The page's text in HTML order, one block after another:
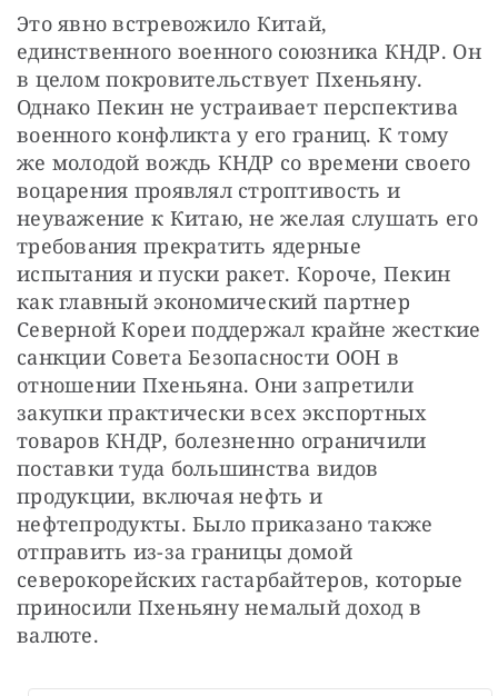
Это явно встревожило Китай,
единственного военного союзника КНДР. Он
в целом покровительствует Пхеньяну.
Однако Пекин не устраивает перспектива
военного конфликта у его границ. К тому
же молодой вождь КНДР со времени своего
воцарения проявлял строптивость и
неуважение к Китаю, не желая слушать его
требования прекратить ядерные
испытания и пуски ракет. Короче, Пекин
как главный экономический партнер
Северной Кореи поддержал крайне жесткие
санкции Совета Безопасности ООН в
отношении Пхеньяна. Они запретили
закупки практически всех экспортных
товаров КНДР, болезненно ограничили
поставки туда большинства видов
продукции, включая нефть и
нефтепродукты. Было приказано также
отправить из-за границы домой
северокорейских гастарбайтеров, которые
приносили Пхеньяну немалый доход в
валюте.